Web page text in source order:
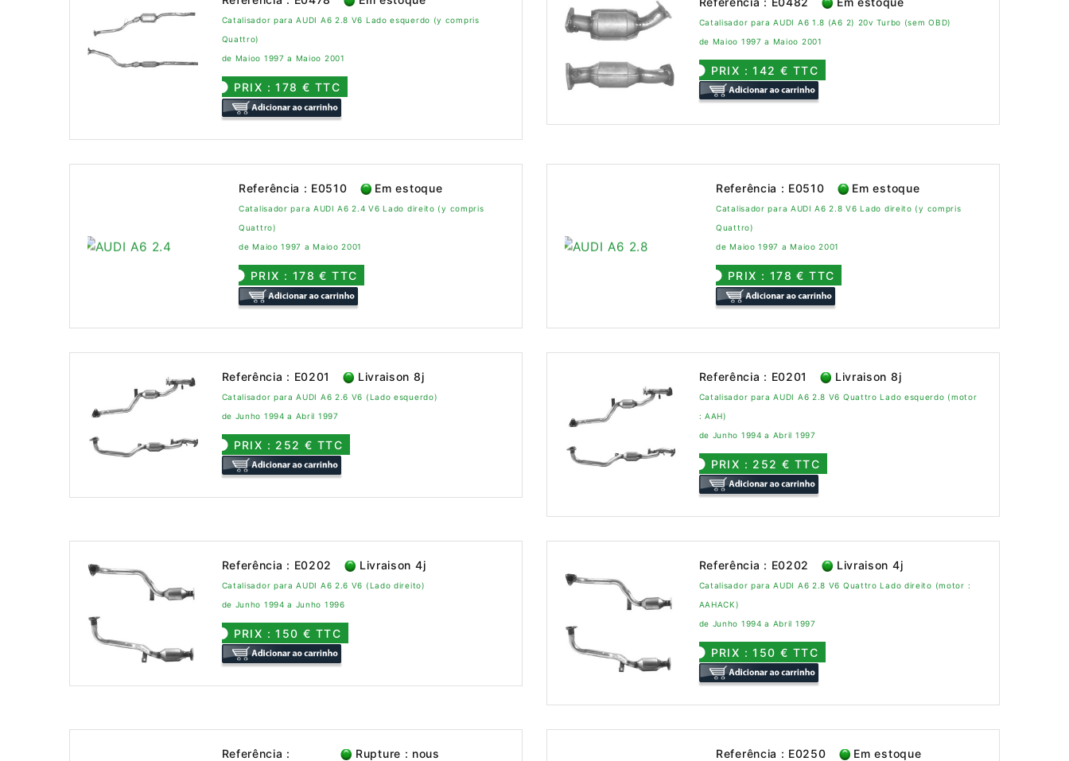
Catalisador para AUDI A6 2.8 V6 Lado esquerdo (y compris
Quattro)
de Maioo 1997 a Maioo 2001
PRIX : 178 € TTC
Catalisador para AUDI A6 1.8 (A6 2) 20v Turbo (sem OBD)
de Maioo 1997 a Maioo 2001
PRIX : 142 € TTC
Referência : E0510 Em estoque
Catalisador para AUDI A6 2.4 V6 Lado direito (y compris
Quattro)
de Maioo 1997 a Maioo 2001
PRIX : 178 € TTC
Referência : E0510 Em estoque
Catalisador para AUDI A6 2.8 V6 Lado direito (y compris
Quattro)
de Maioo 1997 a Maioo 2001
PRIX : 178 € TTC
Referência : E0201 Livraison 8j
Catalisador para AUDI A6 2.6 V6 (Lado esquerdo)
de Junho 1994 a Abril 1997
PRIX : 252 € TTC
Referência : E0201 Livraison 8j
Catalisador para AUDI A6 2.8 V6 Quattro Lado esquerdo (motor
: AAH)
de Junho 1994 a Abril 1997
PRIX : 252 € TTC
Referência : E0202 Livraison 4j
Catalisador para AUDI A6 2.6 V6 (Lado direito)
de Junho 1994 a Junho 1996
PRIX : 150 € TTC
Referência : E0202 Livraison 4j
Catalisador para AUDI A6 2.8 V6 Quattro Lado direito (motor :
AAHACK)
de Junho 1994 a Abril 1997
PRIX : 150 € TTC
Referência :
Rupture : nous
Referência : E0250 Em estoque